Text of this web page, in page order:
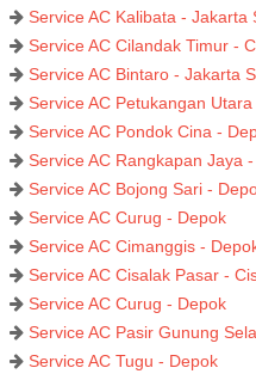
Service AC Kalibata - Jakarta
Service AC Cilandak Timur -
Service AC Bintaro - Jakarta
Service AC Petukangan
Service AC Pondok Cina -
Service AC Rangkapan Jaya
Service AC Bojong Sari -
Service AC Curug - Depok
Service AC Cimanggis -
Service AC Cisalak Pasar -
Service AC Curug - Depok
Service AC Pasir Gunung
Service AC Tugu - Depok